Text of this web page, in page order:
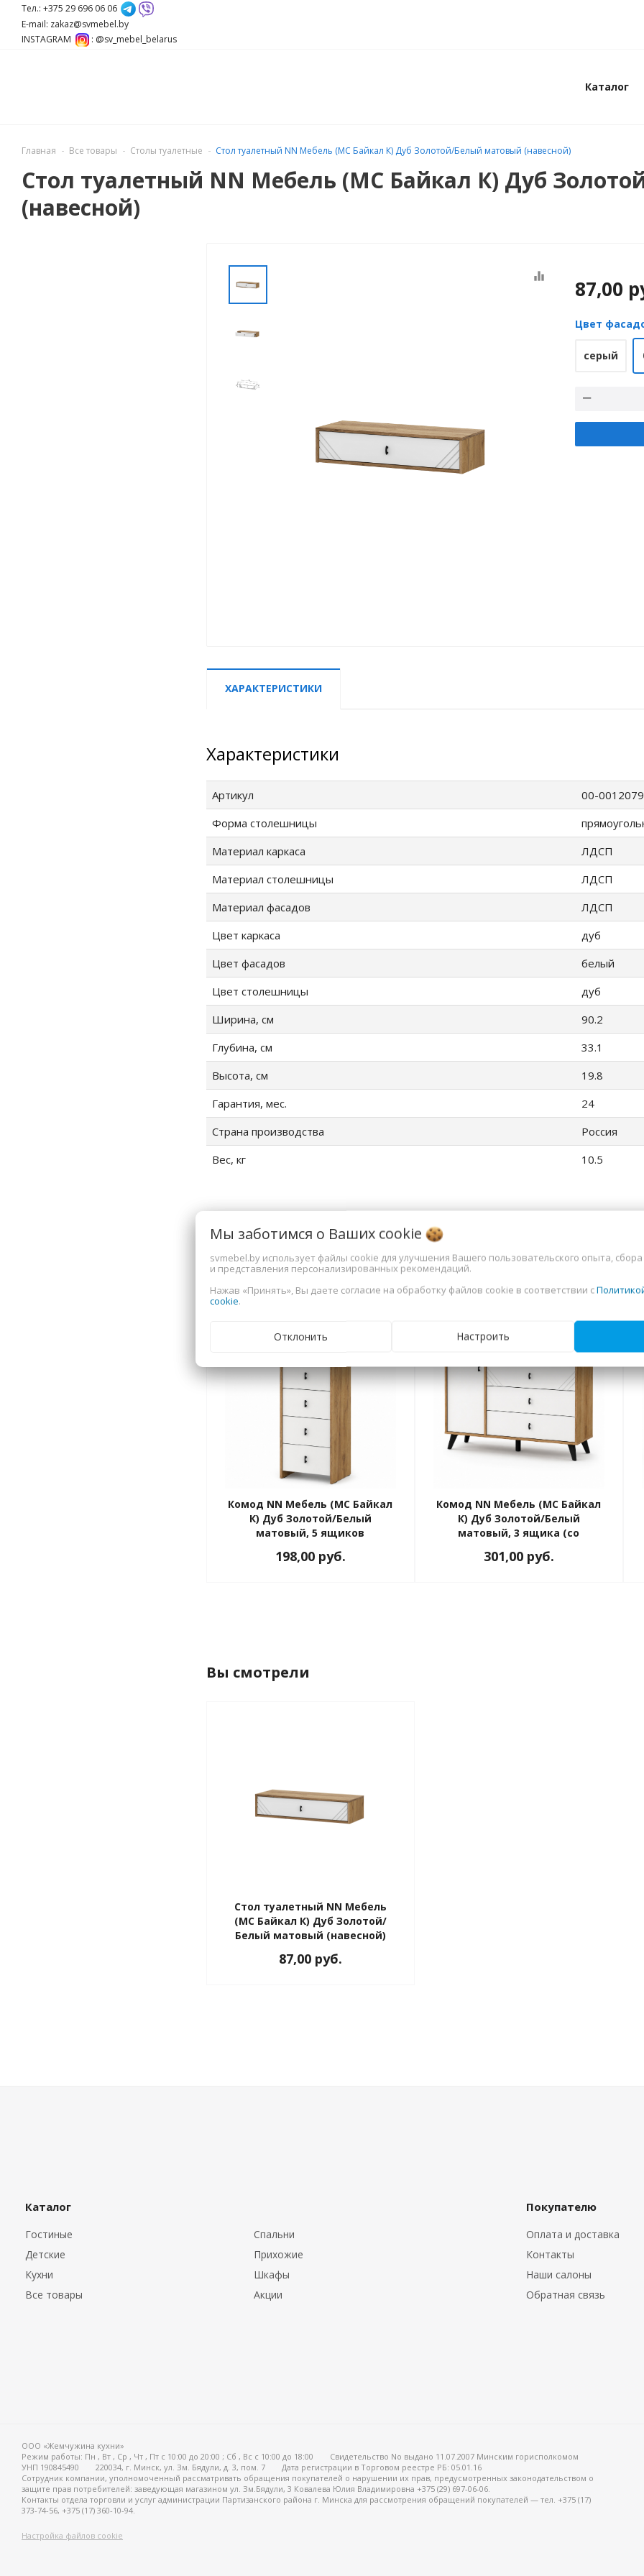
Тел.: +375 29 696 06 06
E-mail: zakaz@svmebel.by
INSTAGRAM
: @sv_mebel_belarus
Каталог
Главная Все товары Столы туалетные Стол туалетный NN Мебель (МС Байкал К) Дуб Золотой/Белый матовый (навесной)
Стол туалетный NN Мебель (МС Байкал К) Дуб
(навесной)
equalizer 87,00
Цвет
серый
ХАРАКТЕРИСТИКИ
Характеристики
Артикул
00-
Форма столешницы
Материал каркаса
ЛДСП
Материал столешницы
ЛДСП
Материал фасадов
ЛДСП
Цвет каркаса
дуб
Цвет фасадов
белый
Цвет столешницы
дуб
Ширина, см
90.2
Глубина, см
33.1
Высота, см
19.8
Гарантия, мес.
24
Страна производства
Россия
Вес, кг
10.5
Сопутствующие товары
Комод NN Мебель (МС Байкал
К) Дуб Золотой/Белый
матовый, 5 ящиков
198,00 руб.
Комод NN Мебель (МС Байкал
К) Дуб Золотой/Белый
матовый, 3 ящика (со
301,00 руб.
Вы смотрели
Стол туалетный NN Мебель
(МС Байкал К) Дуб Золотой/
Белый матовый (навесной)
87,00 руб.
Каталог
Гостиные
Спальни
Детские
Прихожие
Кухни
Шкафы
Все товары
Акции
Покупателю
Оплата и доставка
Контакты
Наши салоны
Обратная связь
ООО «Жемчужина кухни»
Режим работы: Пн , Вт , Ср , Чт , Пт c 10:00 до 20:00 ; Сб , Вс c 10:00 до 18:00
Свидетельство No выдано 11.07.2007 Минским горисполкомом
УНП 190845490
220034, г. Минск, ул. Зм. Бядули, д. 3, пом. 7
Дата регистрации в Торговом реестре РБ: 05.01.16
Сотрудник компании, уполномоченный рассматривать обращения покупателей о нарушении их прав, предусмотренных законодательством о
защите прав потребителей: заведующая магазином ул. Зм.Бядули, 3 Ковалева Юлия Владимировна +375 (29) 697-06-06.
Контакты отдела торговли и услуг администрации Партизанского района г. Минска для рассмотрения обращений покупателей — тел. +375 (17)
373-74-56, +375 (17) 360-10-94.
Настройка файлов cookie
Мы заботимся о Ваших cookie
svmebel.by использует файлы cookie для улучшения Вашего пользовательского опыта, сбора
и представления персонализированных рекомендаций.
Нажав «Принять», Вы даете согласие на обработку файлов cookie в соответствии с
cookie.
Отклонить Настроить